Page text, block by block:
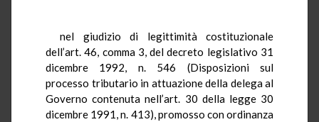
nel giudizio di legittimità costituzionale
dell’art. 46, comma 3, del decreto legislativo 31
dicembre 1992, n. 546 (Disposizioni sul
processo tributario in attuazione della delega al
Governo contenuta nell’art. 30 della legge 30
dicembre 1991, n. 413), promosso con ordinanza